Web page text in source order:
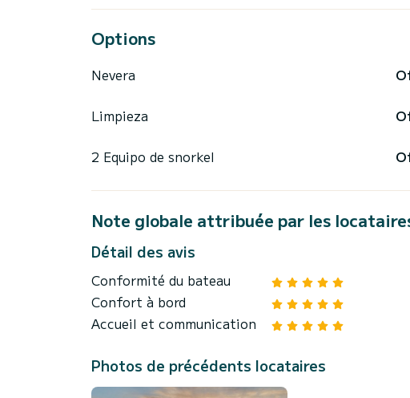
Options
Nevera
Limpieza
2 Equipo de snorkel
Note globale attribuée par les
Détail des avis
Conformité du bateau
Confort à bord
Accueil et communication
Photos de précédents locataires